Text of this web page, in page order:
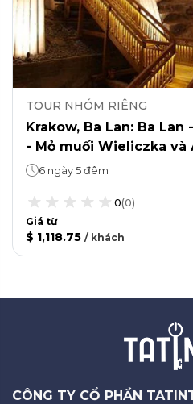
TOUR NHÓM RIÊNG
Krakow, Ba Lan: Ba
- Mỏ muối Wieliczka
6 ngày 5 đêm
0(0)
Giá từ
$ 1,118.75 / khách
CÔNG TY CỔ PHẦN